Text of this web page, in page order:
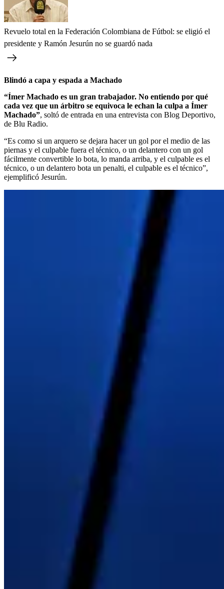
Revuelo total en la Federación Colombiana de Fútbol: se eligió el
presidente y Ramón Jesurún no se guardó nada
Blindó a capa y espada a Machado
“Ímer Machado es un gran trabajador. No entiendo por qué
cada vez que un árbitro se equivoca le echan la culpa a Ímer
Machado”, soltó de entrada en una entrevista con Blog Deportivo,
de Blu Radio.
“Es como si un arquero se dejara hacer un gol por el medio de las
piernas y el culpable fuera el técnico, o un delantero con un gol
fácilmente convertible lo bota, lo manda arriba, y el culpable es el
técnico, o un delantero bota un penalti, el culpable es el técnico”,
ejemplificó Jesurún.